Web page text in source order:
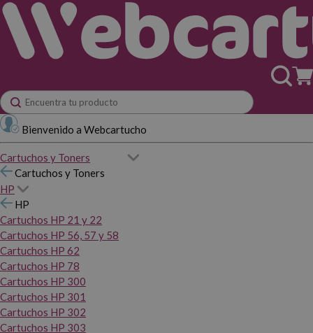
Bienvenido a Webcartucho
Cartuchos y Toners
Cartuchos y Toners
HP
HP
Cartuchos HP 21 y 22
Cartuchos HP 56, 57 y 58
Cartuchos HP 62
Cartuchos HP 78
Cartuchos HP 300
Cartuchos HP 301
Cartuchos HP 302
Cartuchos HP 303